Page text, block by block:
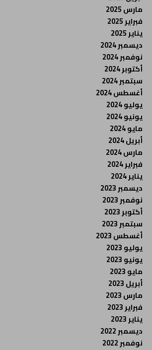
مارس 2025
فبراير 2025
يناير 2025
ديسمبر 2024
نوفمبر 2024
أكتوبر 2024
سبتمبر 2024
أغسطس 2024
يوليو 2024
يونيو 2024
مايو 2024
أبريل 2024
مارس 2024
فبراير 2024
يناير 2024
ديسمبر 2023
نوفمبر 2023
أكتوبر 2023
سبتمبر 2023
أغسطس 2023
يوليو 2023
يونيو 2023
مايو 2023
أبريل 2023
مارس 2023
فبراير 2023
يناير 2023
ديسمبر 2022
نوفمبر 2022